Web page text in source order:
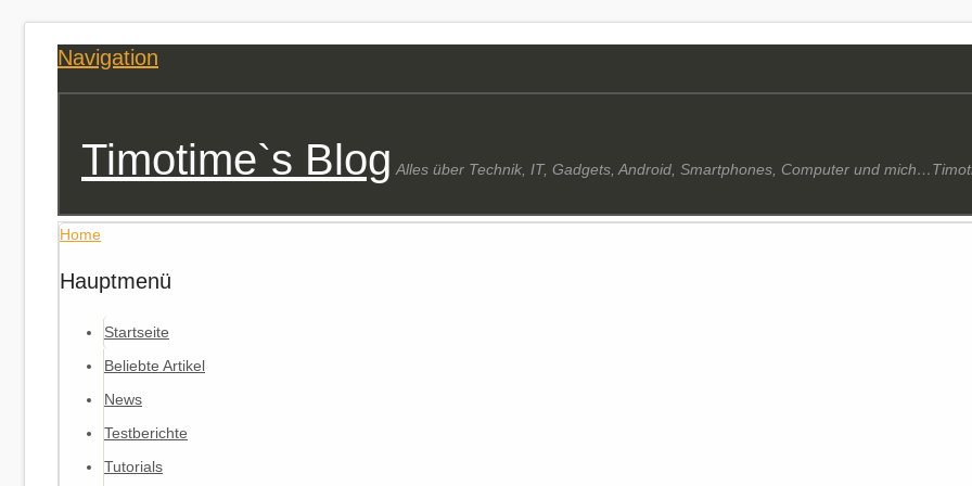
Navigation
Timotime`s Blog Alles über Technik, IT, Gadgets, Android, Smartphones, Computer und
Home
Hauptmenü
Startseite
Beliebte Artikel
News
Testberichte
Tutorials